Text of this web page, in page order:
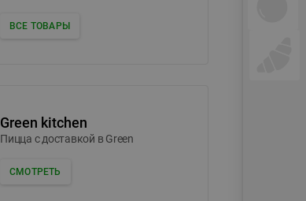
ВСЕ ТОВАРЫ
Green kitchen
Пицца c доставкой в Green
СМОТРЕТЬ